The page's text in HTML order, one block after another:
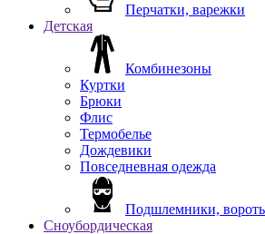
Перчатки, варежки
Детская
Комбинезоны
Куртки
Брюки
Флис
Термобелье
Дождевики
Повседневная одежда
Подшлемники,
Сноубордическая